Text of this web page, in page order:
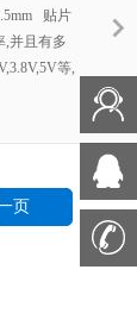
贴片
,并且有多
等,
领域.符合
页